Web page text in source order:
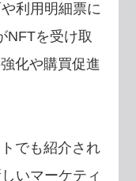
利用明細票に
NFTを受け取
化や購買促進
でも紹介され
いマーケティ